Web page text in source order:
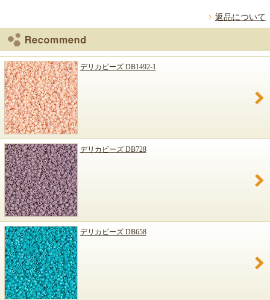
返品について
デリカビーズ DB1492-1
デリカビーズ DB728
デリカビーズ DB658